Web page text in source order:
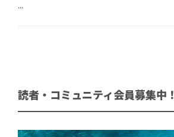
...
読者・コミュニティ会員募集中！